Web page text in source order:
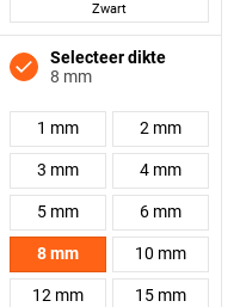
Zwart
Selecteer dikte
8 mm
1 mm 2 mm
3 mm 4 mm
5 mm 6 mm
8 mm 10 mm
12 mm 15 mm